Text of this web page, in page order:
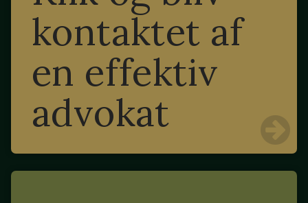
kontaktet af
en effektiv
advokat